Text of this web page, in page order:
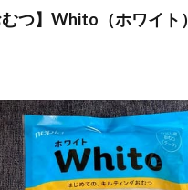
むつ】Whito（ホワイト）